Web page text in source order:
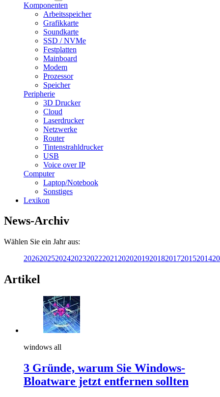
Komponenten
Arbeitsspeicher
Grafikkarte
Soundkarte
SSD / NVMe
Festplatten
Mainboard
Modem
Prozessor
Speicher
Peripherie
3D Drucker
Cloud
Laserdrucker
Netzwerke
Router
Tintenstrahldrucker
USB
Voice over IP
Computer
Laptop/Notebook
Sonstiges
Lexikon
News-Archiv
Wählen Sie ein Jahr aus:
202620252024202320222021 202020192018201720152014
Artikel
windows all
3 Gründe, warum Sie Windows-
Bloatware jetzt entfernen sollten